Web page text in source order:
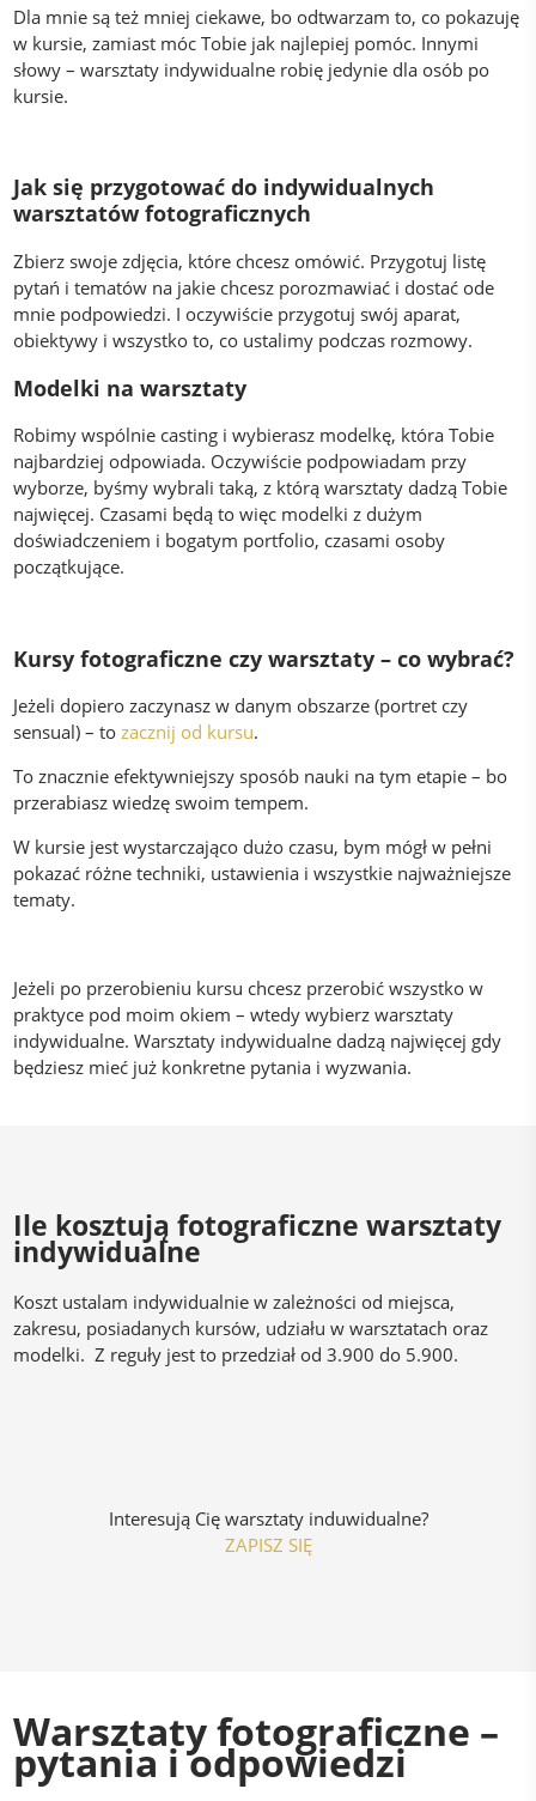
Dla mnie są też mniej ciekawe, bo odtwarzam to, co pokazuję
w kursie, zamiast móc Tobie jak najlepiej pomóc. Innymi
słowy – warsztaty indywidualne robię jedynie dla osób po
kursie.
Jak się przygotować do indywidualnych
warsztatów fotograficznych
Zbierz swoje zdjęcia, które chcesz omówić. Przygotuj listę
pytań i tematów na jakie chcesz porozmawiać i dostać ode
mnie podpowiedzi. I oczywiście przygotuj swój aparat,
obiektywy i wszystko to, co ustalimy podczas rozmowy.
Modelki na warsztaty
Robimy wspólnie casting i wybierasz modelkę, która Tobie
najbardziej odpowiada. Oczywiście podpowiadam przy
wyborze, byśmy wybrali taką, z którą warsztaty dadzą Tobie
najwięcej. Czasami będą to więc modelki z dużym
doświadczeniem i bogatym portfolio, czasami osoby
początkujące.
Kursy fotograficzne czy warsztaty – co wybrać?
Jeżeli dopiero zaczynasz w danym obszarze (portret czy
sensual) – tozacznij od kursu.
To znacznie efektywniejszy sposób nauki na tym etapie – bo
przerabiasz wiedzę swoim tempem.
W kursie jest wystarczająco dużo czasu, bym mógł w pełni
pokazać różne techniki, ustawienia i wszystkie najważniejsze
tematy.
Jeżeli po przerobieniu kursu chcesz przerobić wszystko w
praktyce pod moim okiem – wtedy wybierz warsztaty
indywidualne. Warsztaty indywidualne dadzą najwięcej gdy
będziesz mieć już konkretne pytania i wyzwania.
Ile kosztują fotograficzne warsztaty
indywidualne
Koszt ustalam indywidualnie w zależności od miejsca,
zakresu, posiadanych kursów, udziału w warsztatach oraz
modelki. Z reguły jest to przedział od 3.900 do 5.900.
Interesują Cię warsztaty induwidualne?
ZAPISZ SIĘ
Warsztaty fotograficzne –
pytania i odpowiedzi